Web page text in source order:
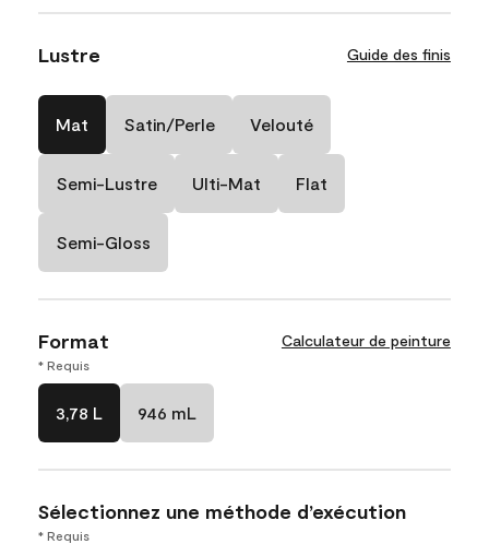
Lustre Guide des finis
Mat Satin/Perle Velouté
Semi-Lustre Ulti-Mat Flat
Semi-Gloss
Format Calculateur de peinture
* Requis
3,78 L 946 mL
Sélectionnez une méthode d’exécution
* Requis